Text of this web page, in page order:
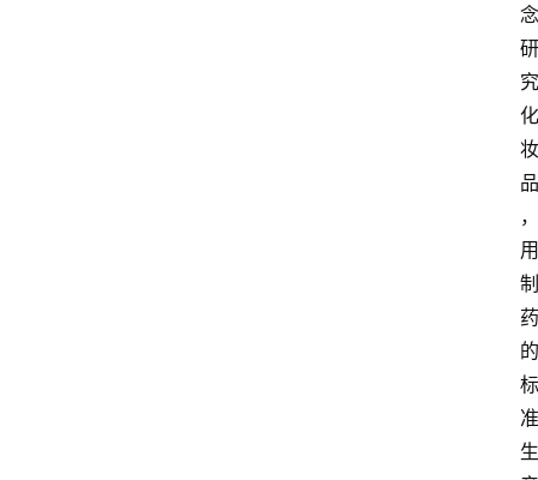
念
研
究
化
妆
品
，
用
制
药
的
标
准
生